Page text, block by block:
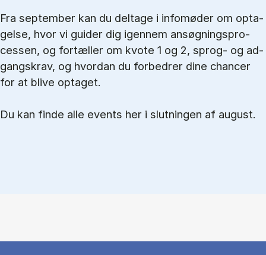
Fra september kan du del­tage i in­fo­mø­der om op­ta­
gel­se, hvor vi gu­i­der dig igen­nem an­søg­nings­pro­
ces­sen, og for­tæl­ler om kvo­te 1 og 2, sprog- og ad­
gangs­krav, og hvordan du forbedrer dine chancer
for at blive optaget.
Du kan finde alle events her i slutningen af august.